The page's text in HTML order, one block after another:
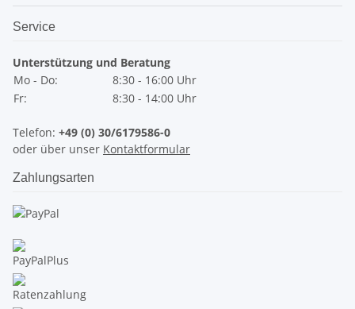
Service
Unterstützung und Beratung
Mo - Do:
8:30 - 16:00 Uhr
Fr:
8:30 - 14:00 Uhr
Telefon: +49 (0) 30/6179586-0
oder über unser Kontaktformular
Zahlungsarten